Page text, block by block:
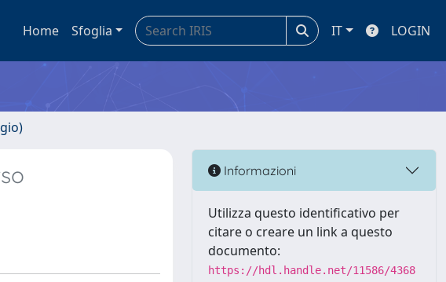
Home Sfoglia IT LOGIN
Informazioni
Utilizza questo identificativo per
citare o creare un link a questo
documento:
https://hdl.handle.net/11586/4368